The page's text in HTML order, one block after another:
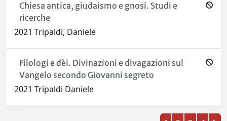
Chiesa antica, giudaismo e gnosi. Studi e
ricerche
2021 Tripaldi, Daniele
Filologi e dèi. Divinazioni e divagazioni sul
Vangelo secondo Giovanni segreto
2021 Tripaldi Daniele